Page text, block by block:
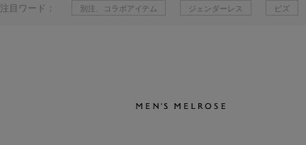
注目ワード： 別注、コラボアイテム ジェンダーレス ビズ